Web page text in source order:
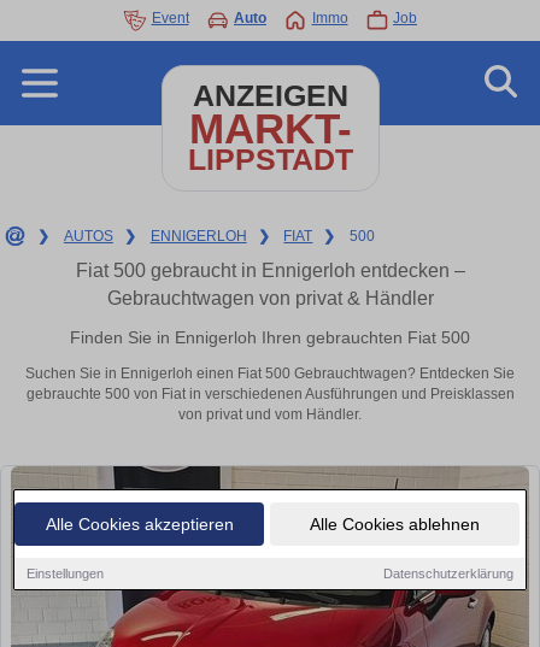
Alle Cookies akzeptieren Alle Cookies ablehnen
Einstellungen Datenschutzerklärung
Event Auto Immo Job
ANZEIGEN
MARKT-
LIPPSTADT
❯ AUTOS ❯ ENNIGERLOH ❯ FIAT ❯ 500
Fiat 500 gebraucht in Ennigerloh entdecken –
Gebrauchtwagen von privat & Händler
Finden Sie in Ennigerloh Ihren gebrauchten Fiat 500
Suchen Sie in Ennigerloh einen Fiat 500 Gebrauchtwagen? Entdecken Sie
gebrauchte 500 von Fiat in verschiedenen Ausführungen und Preisklassen
von privat und vom Händler.